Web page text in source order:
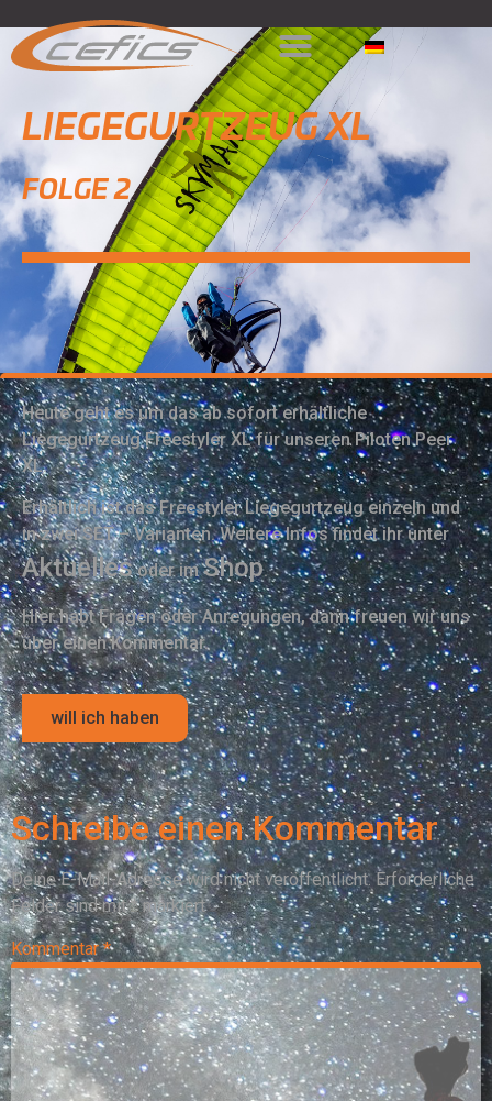
LIEGEGURTZEUG XL
FOLGE 2
Heute geht es um das ab sofort erhältliche
Liegegurtzeug Freestyler XL für unseren Piloten Peer
XL.
Erhältlich ist das Freestyler Liegegurtzeug einzeln und
in zwei SET – Varianten. Weitere Infos findet ihr unter
Aktuellesoder imShop.
Hier habt Fragen oder Anregungen, dann freuen wir uns
über einen Kommentar.
will ich haben
Schreibe einen Kommentar
Deine E-Mail-Adresse wird nicht veröffentlicht. Erforderliche
Felder sind mit*markiert
Kommentar*